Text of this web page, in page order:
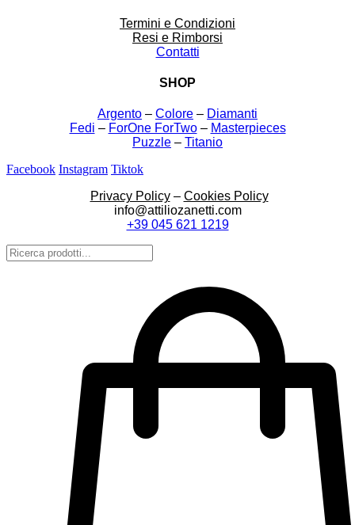
Termini e Condizioni
Resi e Rimborsi
Contatti
SHOP
Argento – Colore – Diamanti
Fedi – ForOne ForTwo– Masterpieces
Puzzle – Titanio
Facebook Instagram Tiktok
Privacy Policy– Cookies Policy
info@attiliozanetti.com
+39 045 621 1219